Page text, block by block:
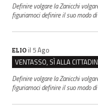
Definire volgare la Zanicchi
figuriamoci definire il suo modo
ELIO il 5 Ago
Definire volgare la Zanicchi
figuriamoci definire il suo modo